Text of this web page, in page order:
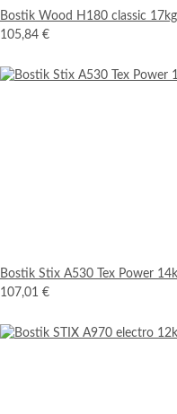
Bostik Wood H180 classic
105,84 €
Bostik Stix A530 Tex Power
107,01 €